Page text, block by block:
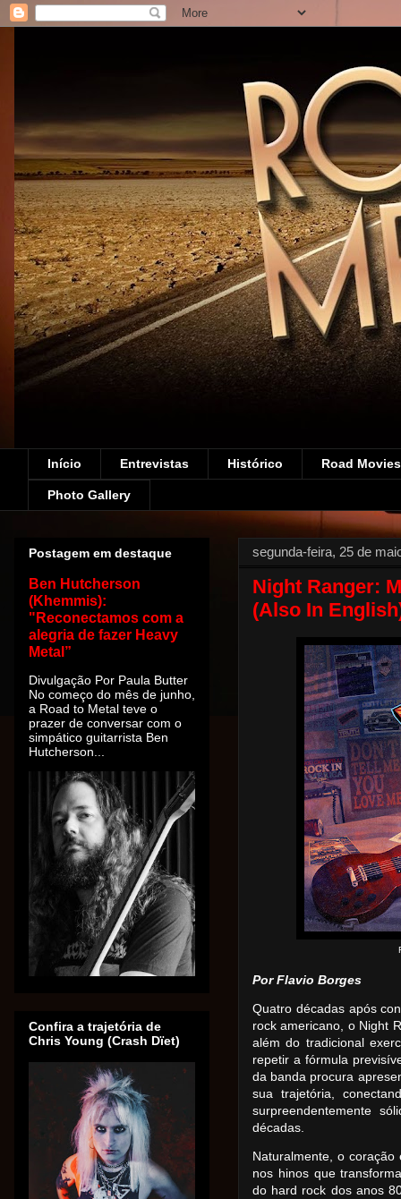
Início Entrevistas Histórico Road
Photo Gallery
segunda-feira, 25 de
Night Ranger:
(Also In
Por Flavio Borges
Quatro décadas após
rock americano, o Night
além do tradicional
repetir a fórmula
da banda procura
sua trajetória,
surpreendentemente
décadas.
Naturalmente, o
nos hinos que
do hard rock dos anos
Postagem em destaque
Ben Hutcherson
(Khemmis):
"Reconectamos com a
alegria de fazer Heavy
Metal”
Divulgação Por Paula Butter
No começo do mês de junho,
a Road to Metal teve o
prazer de conversar com o
simpático guitarrista Ben
Hutcherson...
Confira a trajetória de
Chris Young (Crash Dïet)